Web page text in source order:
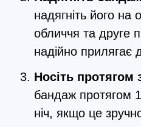
надягніть його на
обличчя та друге
надійно прилягає
Носіть протягом
бандаж протягом
ніч, якщо це